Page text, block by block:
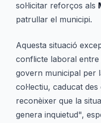
sol·licitar reforços als
patrullar el municipi.
Aquesta situació
conflicte laboral
govern municipal per
col·lectiu, caducat
reconèixer que la
genera inquietud",